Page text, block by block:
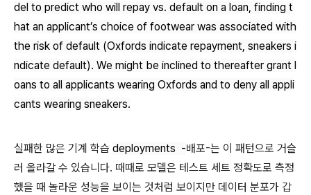
del to predict who will repay vs. default on a loan, finding t
hat an applicant’s choice of footwear was associated with
the risk of default (Oxfords indicate repayment, sneakers i
ndicate default). We might be inclined to thereafter grant l
oans to all applicants wearing Oxfords and to deny all appli
cants wearing sneakers.
실패한 많은 기계 학습 deployments -배포-는 이 패턴으로 거슬
러 올라갈 수 있습니다. 때때로 모델은 테스트 세트 정확도로 측정
했을 때 놀라운 성능을 보이는 것처럼 보이지만 데이터 분포가 갑